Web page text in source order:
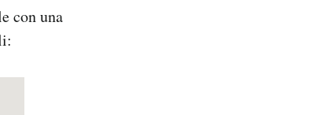
con una